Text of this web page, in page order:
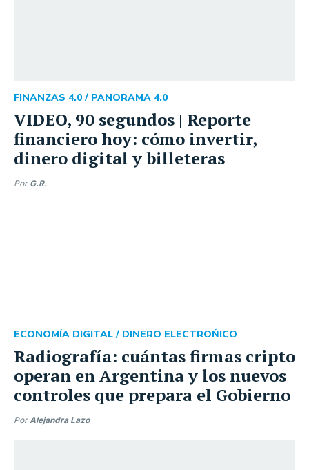
VIDEO, 90 segundos | Reporte
financiero hoy: cómo invertir,
dinero digital y billeteras
FINANZAS 4.0 / PANORAMA 4.0
Por G.R.
Radiografía: cuántas firmas cripto
operan en Argentina y los nuevos
controles que prepara el Gobierno
ECONOMÍA DIGITAL / DINERO ELECTROŃICO
PorAlejandra Lazo